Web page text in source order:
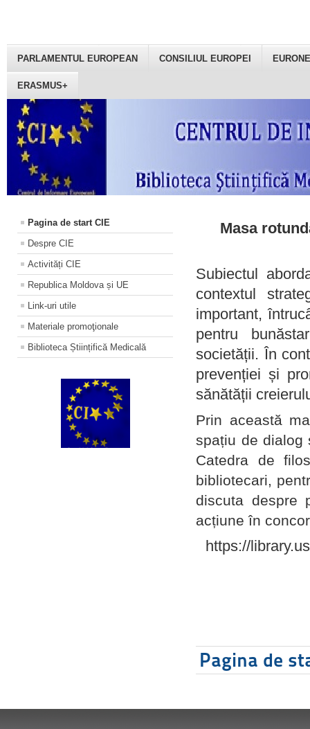
PARLAMENTUL EUROPEAN CONSILIUL EUROPEI
ERASMUS+
Pagina de start CIE
Despre CIE
Activități CIE
Republica Moldova și UE
Link-uri utile
Materiale promoţionale
Biblioteca Științifică Medicală
Masa
Subiectul
contextul
important,
pentru
societății. În
prevenției și
sănătății
Prin această
spațiu de dialog
Catedra de
bibliotecari,
discuta despre
acțiune în
https://
Pagina de